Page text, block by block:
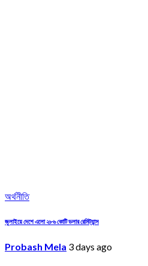
অর্থনীতি
জুলাইয়ে দেশে এলো ২৮৬ কোটি ডলার রেমিট্যান্স
Probash Mela 3 days ago